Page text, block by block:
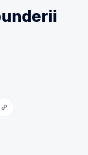
Avocat Bogdan Palade